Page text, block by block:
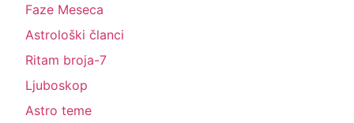
Faze Meseca
Astrološki članci
Ritam broja-7
Ljuboskop
Astro teme